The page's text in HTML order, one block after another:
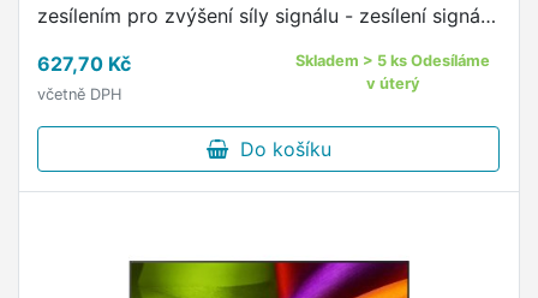
zesílením pro zvýšení síly signálu - zesílení signálu
vstupního …
627,70 Kč
včetně DPH
Skladem > 5 ks Odesíláme
v úterý
Do košíku